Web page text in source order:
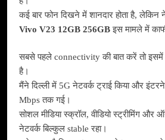
कई बार फोन दिखने में शानदार होता है, लेकिन
Vivo V23 12GB 256GBइस मामले में
सबसे पहले connectivity की बात करें तो
है।
मैंने दिल्ली में 5G नेटवर्क ट्राई किया और
Mbps तक गई।
सोशल मीडिया स्क्रॉल, वीडियो स्ट्रीमिंग और
नेटवर्क बिल्कुल stable रहा।